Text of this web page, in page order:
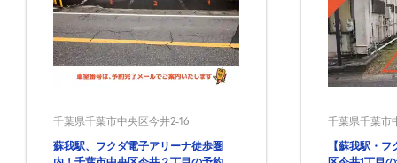
8月19日 (水)
千葉県千葉市中央区今井2-16
蘇我駅、フクダ電子アリーナ徒歩圏
千葉県千葉市
【蘇我駅・